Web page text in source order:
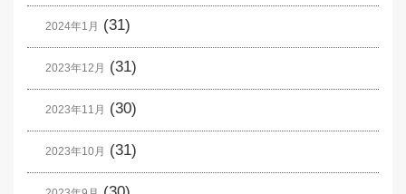
2024年1月 (31)
2023年12月 (31)
2023年11月 (30)
2023年10月 (31)